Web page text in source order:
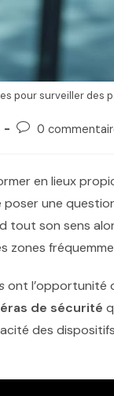
pour surveiller des
0
en lieux
une
tout son sens
zones
ont l’opportunité
de sécurité
des